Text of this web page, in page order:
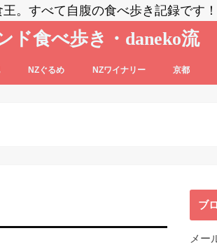
。すべて自腹の食べ歩き記録です！
ド食べ歩き・daneko流
NZぐるめ NZワイナリー 京都
ブ
メー